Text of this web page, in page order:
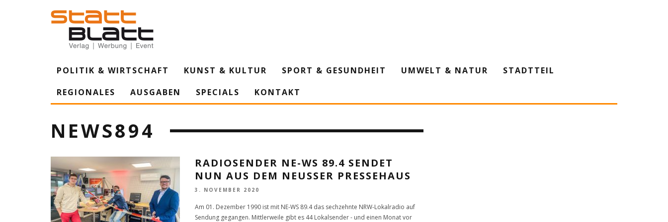
POLITIK & WIRTSCHAFT KUNST & KULTUR SPORT & GESUNDHEIT UMWELT & NATUR
STADTTEIL
REGIONALES
AUSGABEN SPECIALS KONTAKT
NEWS894
RADIOSENDER NE-WS 89.4 SENDET
NUN AUS DEM NEUSSER PRESSEHAUS
3. NOVEMBER 2020
Am 01. Dezember 1990 ist mit NE-WS 89.4 das sechzehnte NRW-Lokalradio auf
Sendung gegangen. Mittlerweile gibt es 44 Lokalsender - und einen Monat vor